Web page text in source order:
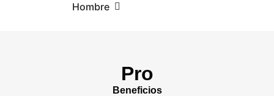
Hombre
Pro
Beneficios